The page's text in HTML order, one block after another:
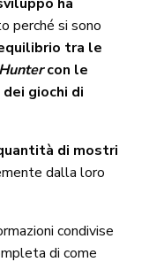
perché si sono
tra le
con le
giochi di
di mostri
dalla loro
condivise
di come